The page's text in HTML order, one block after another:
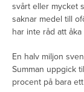
svårt eller mycket
saknar medel till
har inte råd att
En halv miljon
Summan uppgick
procent på bara